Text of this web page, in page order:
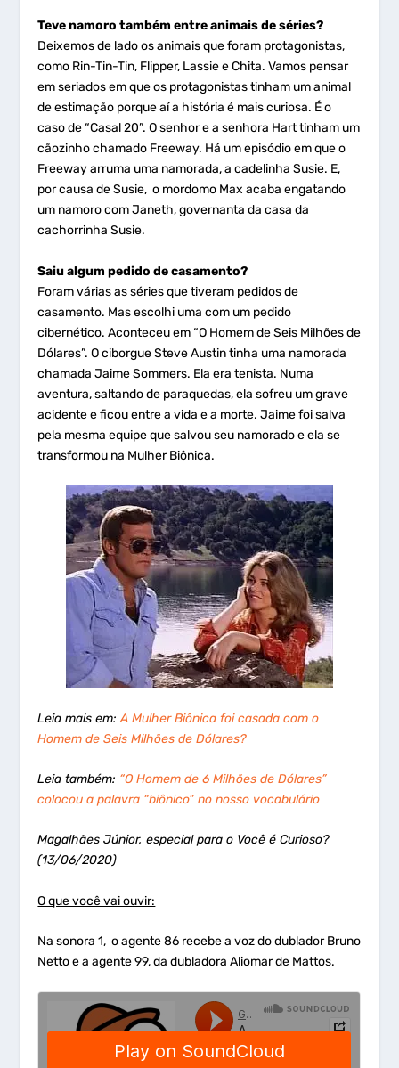
Teve namoro também entre animais de séries?
Deixemos de lado os animais que foram protagonistas,
como Rin-Tin-Tin, Flipper, Lassie e Chita. Vamos pensar
em seriados em que os protagonistas tinham um animal
de estimação porque aí a história é mais curiosa. É o
caso de “Casal 20”. O senhor e a senhora Hart tinham um
cãozinho chamado Freeway. Há um episódio em que o
Freeway arruma uma namorada, a cadelinha Susie. E,
por causa de Susie, o mordomo Max acaba engatando
um namoro com Janeth, governanta da casa da
cachorrinha Susie.
Saiu algum pedido de casamento?
Foram várias as séries que tiveram pedidos de
casamento. Mas escolhi uma com um pedido
cibernético. Aconteceu em “O Homem de Seis Milhões de
Dólares”. O ciborgue Steve Austin tinha uma namorada
chamada Jaime Sommers. Ela era tenista. Numa
aventura, saltando de paraquedas, ela sofreu um grave
acidente e ficou entre a vida e a morte. Jaime foi salva
pela mesma equipe que salvou seu namorado e ela se
transformou na Mulher Biônica.
Leia mais em:A Mulher Biônica foi casada com o
Homem de Seis Milhões de Dólares?
Leia também: “O Homem de 6 Milhões de Dólares”
colocou a palavra “biônico” no nosso vocabulário
Magalhães Júnior, especial para o Você é Curioso?
(13/06/2020)
O que você vai ouvir:
Na sonora 1, o agente 86 recebe a voz do dublador Bruno
Netto e a agente 99, da dubladora Aliomar de Mattos.